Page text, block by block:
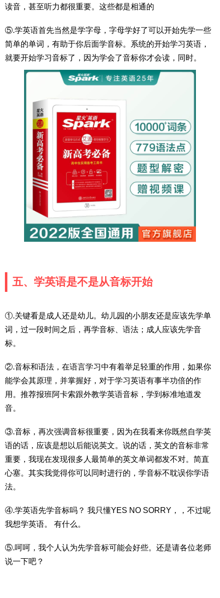
读音，甚至听力都很重要。这些都是相通的
⑤.学英语首先当然是学字母，字母学好了可以开始先学一些
简单的单词，有助于你后面学音标。系统的开始学习英语，
就要开始学习音标了，因为学会了音标你才会读，同时。
五、学英语是不是从音标开始
①.关键看是成人还是幼儿。幼儿园的小朋友还是应该先学单
词，过一段时间之后，再学音标、语法；成人应该先学音
标。
②.音标和语法，在语言学习中有着举足轻重的作用，如果你
能学会其原理，并掌握好，对于学习英语有事半功倍的作
用。推荐报班阿卡索跟外教学英语音标，学到标准地道发
音。
③.音标，再次强调音标很重要，因为在我看来你既然自学英
语的话，应该是想以后能说英文。说的话，英文的音标非常
重要，我现在发现很多人最简单的英文单词都发不对。简直
心塞。其实我觉得你可以同时进行的，学音标不耽误你学语
法。
④.学英语先学音标吗？ 我只懂YES NO SORRY，，不过呢
我想学英语。 有什么。
⑤.呵呵，我个人认为先学音标可能会好些。还是请各位老师
说一下吧？